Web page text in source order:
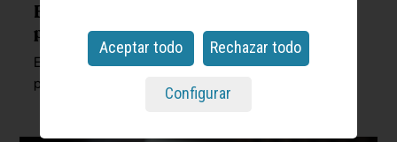
Enterogermina comunica sus
probióticos con unrobode cine
En una campaña internacional en la que han tomado
parte las operaciones españolas de MRM y BBDO
Aceptar todo Rechazar todo
Configurar